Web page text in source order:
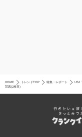
HOME トレンドTOP 特集・レポート
USJ
写真(2枚目)